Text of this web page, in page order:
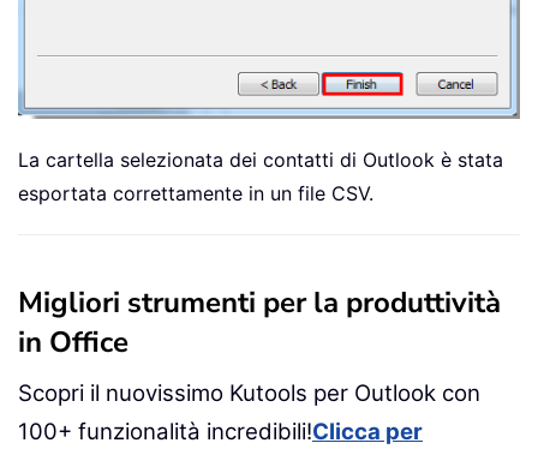
La cartella selezionata dei contatti di Outlook è stata
esportata correttamente in un file CSV.
Migliori strumenti per la produttività
in Office
Scopri il nuovissimo Kutools per Outlook con
100+ funzionalità incredibili!Clicca per